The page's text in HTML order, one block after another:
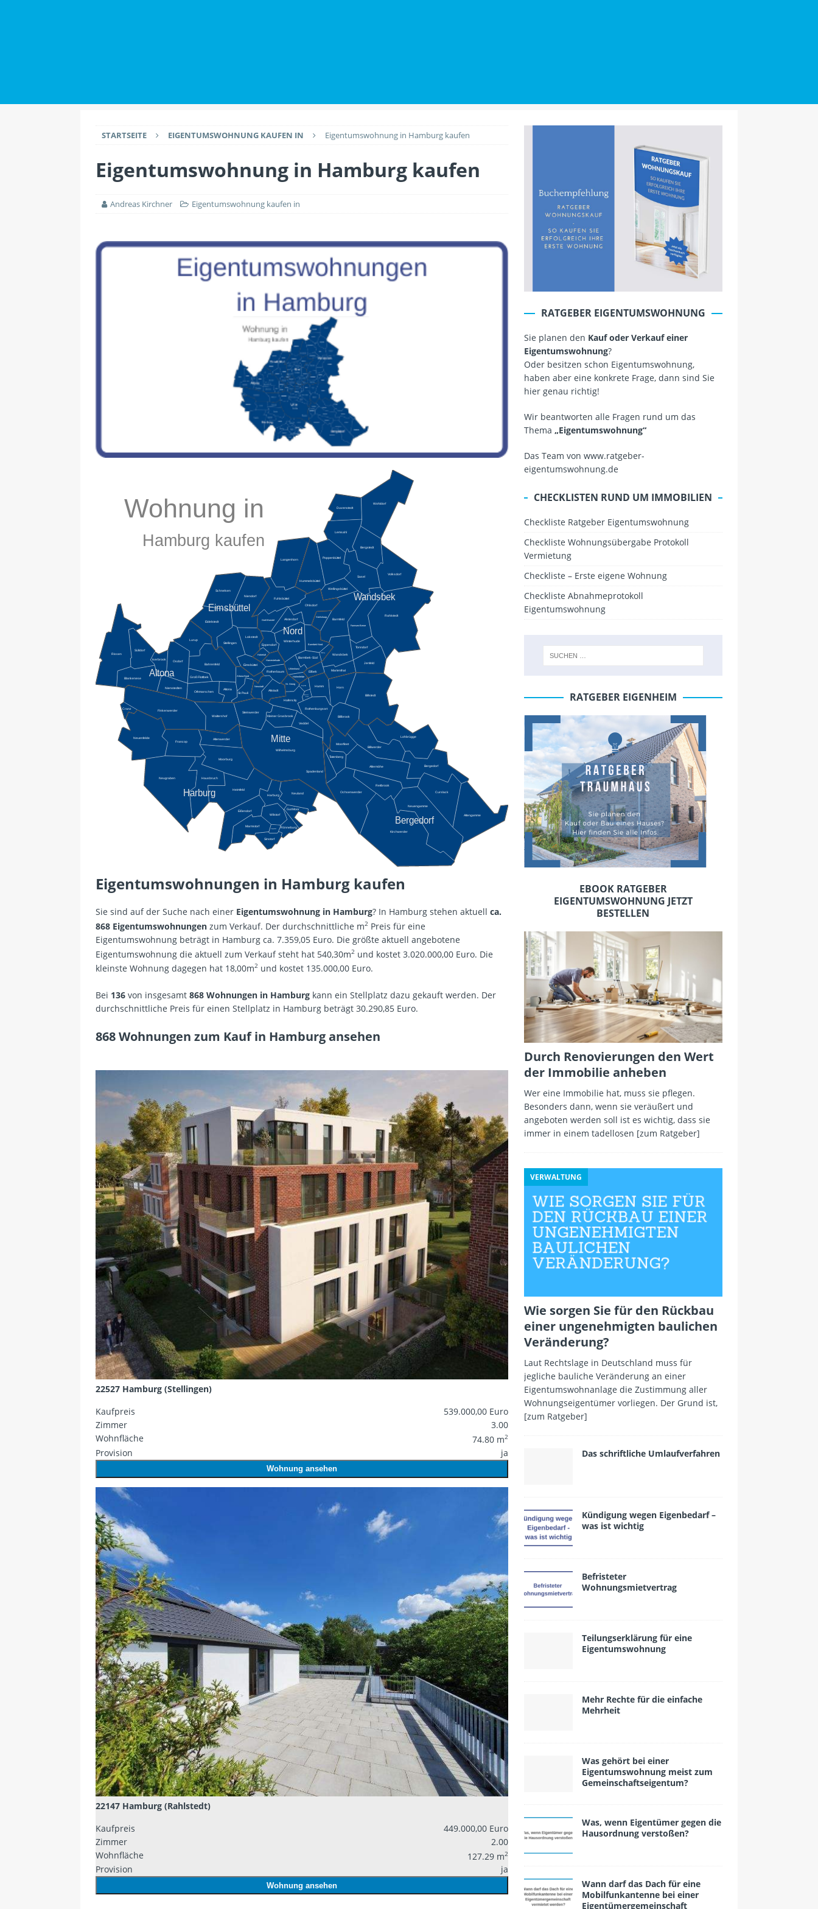
EINRICHTUNG
STARTSEITE EIGENTUMSWOHNUNG KAUFEN IN Eigentumswohnung in Hamburg kaufen
Eigentumswohnung in Hamburg kaufen
Andreas Kirchner Eigentumswohnung kaufen in
Wohldorf
Duvenstedt
Lemsahl
Bergstedt
Volksdorf
Poppenbüttel
Sasel
Langenhorn
Hummelsbüttel
Rahlstedt
Farmsen-Berne
Barmfeld
Steilshoop
Wellingsbüttel
Ohlsdorf
Fuhlsbüttel
Niendorf
Schnelsen
Eidelstedt
Stellingen
Lokstedt
Groß Borstel Alsterdorf
Eppendorf Barmbek-Nord
Barmbek-Süd
Dulsberg
Uhlenhorst
Hohenfelde
Wandsbek
Tonndorf
Jenfeld
Marienthal
Eilbek
Rissen
Sülldorf
Iserbrook
Blankenese
Osdorf
Lurup
Bahrenfeld
Groß Flottbek
Hoheluft
Harvestehude
Eimsbüttel
Rotherbaum
Altona-Nord
Altona
St. Pauli
Neustadt
Altstadt
Hafencity
St. Georg
brook
Hammer-
Hamm
Winterhude
Borgfelde
Horn
Billstedt
Billbrook
Rothenburgsort
Steinwerder
Cranz
Finkenwerder
Waltershof
Kleiner Grasbrook
Veddel
Neuenfelde
Francop
Altenwerder
Moorburg
Wilhelmsburg
Neugraben Hausbruch
Heimfeld
Eißendorf
Marmstorf
Sinstorf
Langenbek
Harburg Neuland
Wilstorf
Gut Moor
Rönneburg
Spadenland
Tatenberg
Moorfleet
Billwerder
Lohbrügge
Allermöhe
Ochsenwerder
Reitbrook
Bergedorf
Curslack
Altengamme
Neuengamme
Kirchwerder
Nienstedten
Othmarschen
Harburg
Altona
Eimsbüttel
Nord
Wandsbek
Mitte
Bergedorf
Wohnung in
Hamburg kaufen
Eigentumswohnungen in Hamburg kaufen
Sie sind auf der Suche nach einer Eigentumswohnung in Hamburg? In Hamburg stehen aktuell ca.
868 Eigentumswohnungen zum Verkauf. Der durchschnittliche m2 Preis für eine
Eigentumswohnung beträgt in Hamburg ca. 7.359,05 Euro. Die größte aktuell angebotene
Eigentumswohnung die aktuell zum Verkauf steht hat 540,30m2 und kostet 3.020.000,00 Euro. Die
kleinste Wohnung dagegen hat 18,00m2 und kostet 135.000,00 Euro.
Bei 136 von insgesamt 868 Wohnungen in Hamburg kann ein Stellplatz dazu gekauft werden. Der
durchschnittliche Preis für einen Stellplatz in Hamburg beträgt 30.290,85 Euro.
868 Wohnungen zum Kauf in Hamburg ansehen
22527 Hamburg (Stellingen)
Kaufpreis
539.000,00 Euro
Zimmer
3.00
Wohnfläche
74.80 m2
Provision ja
Wohnung ansehen
22147 Hamburg (Rahlstedt)
Kaufpreis
449.000,00 Euro
Zimmer
2.00
Wohnfläche
127.29 m2
Provision ja
Wohnung ansehen
RATGEBER EIGENTUMSWOHNUNG
Sie planen den Kauf oder Verkauf einer
Eigentumswohnung?
Oder besitzen schon Eigentumswohnung,
haben aber eine konkrete Frage, dann sind Sie
hier genau richtig!
Wir beantworten alle Fragen rund um das
Thema „Eigentumswohnung“
Das Team von www.ratgeber-
eigentumswohnung.de
CHECKLISTEN RUND UM IMMOBILIEN
Checkliste Ratgeber Eigentumswohnung
Checkliste Wohnungsübergabe Protokoll
Vermietung
Checkliste – Erste eigene Wohnung
Checkliste Abnahmeprotokoll
Eigentumswohnung
RATGEBER EIGENHEIM
EBOOK RATGEBER
EIGENTUMSWOHNUNG JETZT
BESTELLEN
Durch Renovierungen den Wert
der Immobilie anheben
Wer eine Immobilie hat, muss sie pflegen.
Besonders dann, wenn sie veräußert und
angeboten werden soll ist es wichtig, dass sie
immer in einem tadellosen [zum Ratgeber]
VERWALTUNG
Wie sorgen Sie für den Rückbau
einer ungenehmigten baulichen
Veränderung?
Laut Rechtslage in Deutschland muss für
jegliche bauliche Veränderung an einer
Eigentumswohnanlage die Zustimmung aller
Wohnungseigentümer vorliegen. Der Grund ist,
[zum Ratgeber]
Das schriftliche Umlaufverfahren
Kündigung wegen Eigenbedarf –
was ist wichtig
Befristeter
Wohnungsmietvertrag
Teilungserklärung für eine
Eigentumswohnung
Mehr Rechte für die einfache
Mehrheit
Was gehört bei einer
Eigentumswohnung meist zum
Gemeinschaftseigentum?
Was, wenn Eigentümer gegen die
Hausordnung versto­ßen?
Wann darf das Dach für eine
Mobilfunkantenne bei einer
Eigentümergemeinschaft